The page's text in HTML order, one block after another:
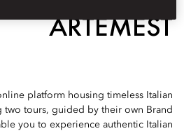
ARTEMEST
platform housing timeless Italian
two tours, guided by their own Brand
you to experience authentic Italian